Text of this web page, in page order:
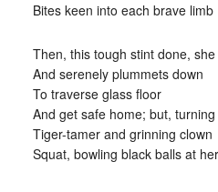
Bites keen into each brave limb
Then, this tough stint done,
And serenely plummets down
To traverse glass floor
And get safe home; but,
Tiger-tamer and grinning clown
Squat, bowling black balls at